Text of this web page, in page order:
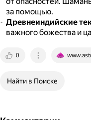
за помощью.
Древнеиндийские
важного божества и
0
Найти в Поиске